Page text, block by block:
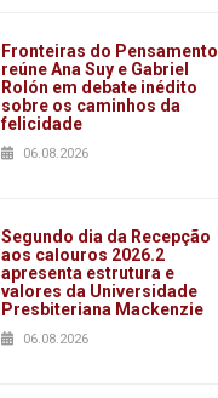
Fronteiras do Pensamento
reúne Ana Suy e Gabriel
Rolón em debate inédito
sobre os caminhos da
felicidade
06.08.2026
Segundo dia da Recepção
aos calouros 2026.2
apresenta estrutura e
valores da Universidade
Presbiteriana Mackenzie
06.08.2026